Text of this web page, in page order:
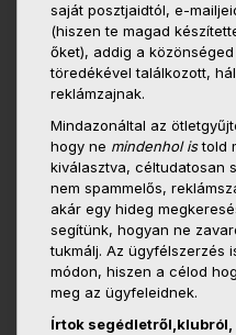
saját posztjaidtól, e-
(hiszen te magad
őket), addig a
töredékével találkozott,
reklámzajnak.
Mindazonáltal az
hogy ne mindenhol istold
kiválasztva, céltudatosan
nem spammelős,
akár egy hideg
segítünk, hogyan ne
tukmálj. Az ügyfélszerzés
módon, hiszen a célod
meg az ügyfeleidnek.
Írtok